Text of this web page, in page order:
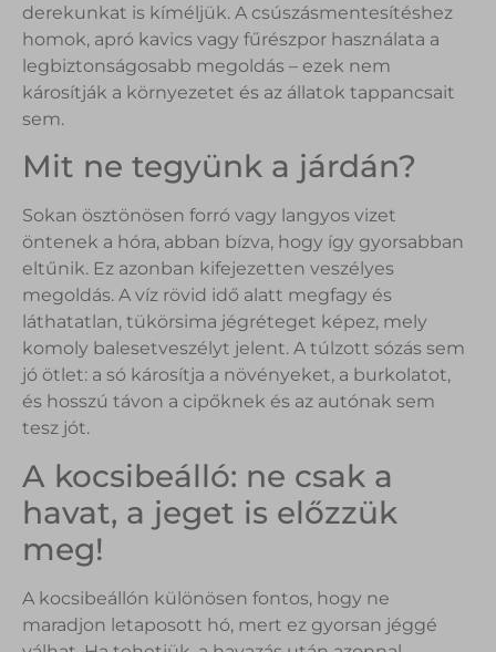
derekunkat is kíméljük. A csúszásmentesítéshez
homok, apró kavics vagy fűrészpor használata a
legbiztonságosabb megoldás – ezek nem
károsítják a környezetet és az állatok tappancsait
sem.
Mit ne tegyünk a járdán?
Sokan ösztönösen forró vagy langyos vizet
öntenek a hóra, abban bízva, hogy így gyorsabban
eltűnik. Ez azonban kifejezetten veszélyes
megoldás. A víz rövid idő alatt megfagy és
láthatatlan, tükörsima jégréteget képez, mely
komoly balesetveszélyt jelent. A túlzott sózás sem
jó ötlet: a só károsítja a növényeket, a burkolatot,
és hosszú távon a cipőknek és az autónak sem
tesz jót.
A kocsibeálló: ne csak a
havat, a jeget is előzzük
meg!
A kocsibeállón különösen fontos, hogy ne
maradjon letaposott hó, mert ez gyorsan jéggé